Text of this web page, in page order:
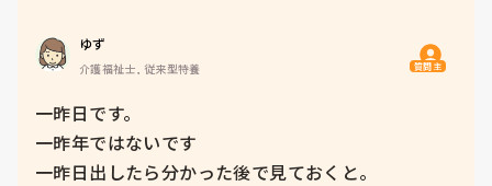
ゆず
介護福祉士, 従来型特養 質問主
一昨日です。
一昨年ではないです
一昨日出したら分かった後で見ておくと。